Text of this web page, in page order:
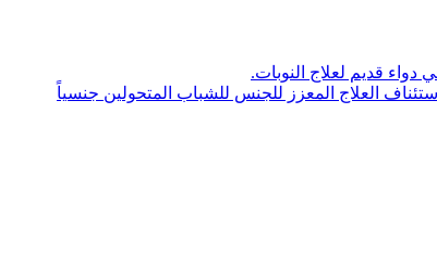
دواء قديم لعلاج النوبات.
العلاج المعزز للجنس للشباب المتحولين جنسياً